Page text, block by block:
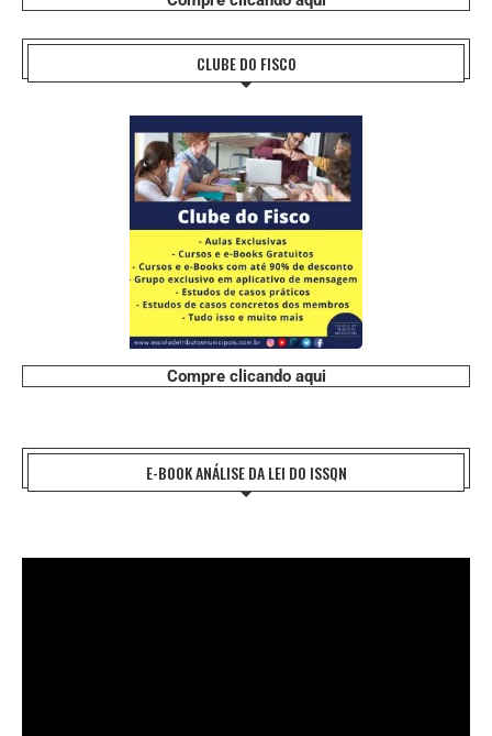
CLUBE DO FISCO
Compre clicando aqui
E-BOOK ANÁLISE DA LEI DO ISSQN